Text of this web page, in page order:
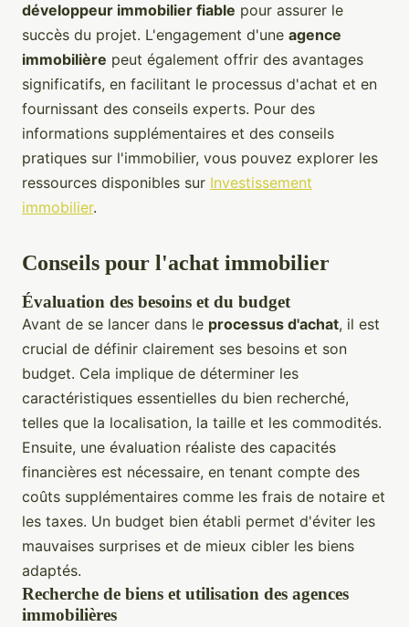
développeur immobilier fiable pour assurer le
succès du projet. L'engagement d'une agence
immobilière peut également offrir des avantages
significatifs, en facilitant le processus d'achat et en
fournissant des conseils experts. Pour des
informations supplémentaires et des conseils
pratiques sur l'immobilier, vous pouvez explorer les
ressources disponibles sur Investissement
immobilier.
Conseils pour l'achat immobilier
Évaluation des besoins et du budget
Avant de se lancer dans le processus d'achat, il est
crucial de définir clairement ses besoins et son
budget. Cela implique de déterminer les
caractéristiques essentielles du bien recherché,
telles que la localisation, la taille et les commodités.
Ensuite, une évaluation réaliste des capacités
financières est nécessaire, en tenant compte des
coûts supplémentaires comme les frais de notaire et
les taxes. Un budget bien établi permet d'éviter les
mauvaises surprises et de mieux cibler les biens
adaptés.
Recherche de biens et utilisation des agences
immobilières